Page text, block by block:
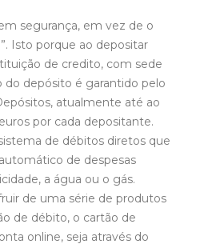
segurança, em vez de o
Isto porque ao depositar
de credito, com sede
depósito é garantido pelo
atualmente até ao
por cada depositante.
de débitos diretos que
de despesas
a água ou o gás.
de uma série de produtos
de débito, o cartão de
online, seja através do